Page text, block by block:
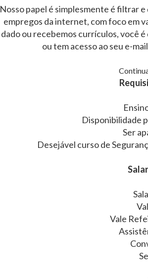
Nosso papel é simplesmente é filtrar
empregos da internet, com foco em
dado ou recebemos currículos, você
ou tem acesso ao seu e-
Disponibilidade
Ser
Desejável curso de
Vale